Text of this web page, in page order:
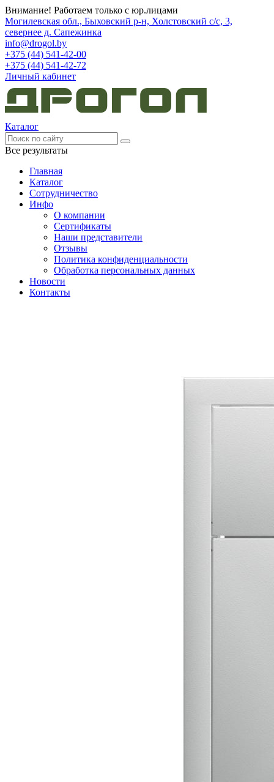
Внимание! Работаем только с юр.лицами
Могилевская обл., Быховский р-н, Холстовский с/с, 3,
севернее д. Сапежинка
info@drogol.by
+375 (44) 541-42-00
+375 (44) 541-42-72
Личный кабинет
Каталог
Все результаты
Главная
Каталог
Сотрудничество
Инфо
О компании
Сертификаты
Наши представители
Отзывы
Политика конфиденциальности
Обработка персональных данных
Новости
Контакты